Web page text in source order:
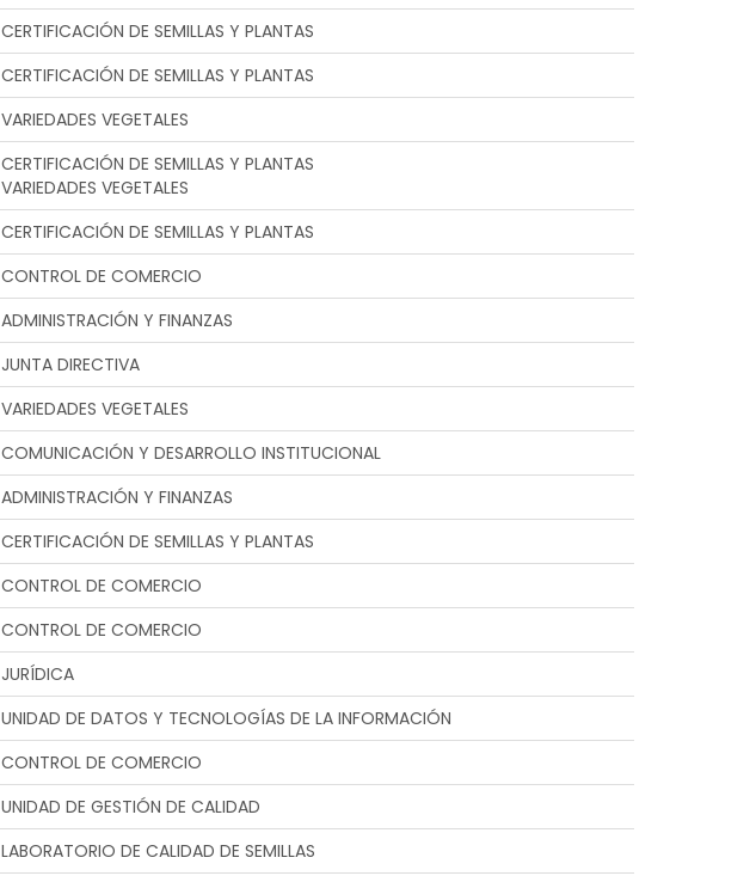
CERTIFICACIÓN DE SEMILLAS Y PLANTAS
CERTIFICACIÓN DE SEMILLAS Y PLANTAS
VARIEDADES VEGETALES
CERTIFICACIÓN DE SEMILLAS Y PLANTAS
VARIEDADES VEGETALES
CERTIFICACIÓN DE SEMILLAS Y PLANTAS
CONTROL DE COMERCIO
ADMINISTRACIÓN Y FINANZAS
JUNTA DIRECTIVA
VARIEDADES VEGETALES
COMUNICACIÓN Y DESARROLLO INSTITUCIONAL
ADMINISTRACIÓN Y FINANZAS
CERTIFICACIÓN DE SEMILLAS Y PLANTAS
CONTROL DE COMERCIO
CONTROL DE COMERCIO
JURÍDICA
UNIDAD DE DATOS Y TECNOLOGÍAS DE LA INFORMACIÓN
CONTROL DE COMERCIO
UNIDAD DE GESTIÓN DE CALIDAD
LABORATORIO DE CALIDAD DE SEMILLAS